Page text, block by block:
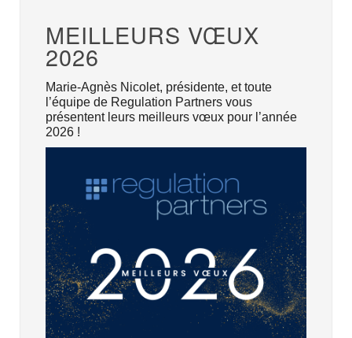
MEILLEURS VŒUX
2026
Marie-Agnès Nicolet, présidente, et toute
l’équipe de Regulation Partners vous
présentent leurs meilleurs vœux pour l’année
2026 !